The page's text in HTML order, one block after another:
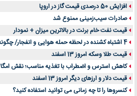
افزایش 50 درصدی قیمت گاز در اروپا
صادرات سیب‌زمینی ممنوع شد
قیمت نفت خام برنت در بالاترین میزان + نمودار
4 اشتباه کشنده در لحظه حمله هوایی و انفجار/ چگونه از خود محافظت کنیم؟
قیمت طلا وسکه امروز 13 اسفند
کاهش استرس و اضطراب با تغذیه مناسب؛ نقش امگا3 و ویتامین‌ها
قیمت دلار و ارزهای دیگر امروز 13 اسفند
کنسروها را تا چه زمانی می توانید استفاده کنید؟